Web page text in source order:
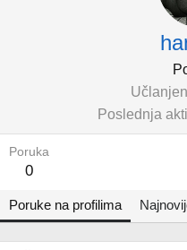
Učlanjen
Poslednja
Poruka
0
Poruke na profilima